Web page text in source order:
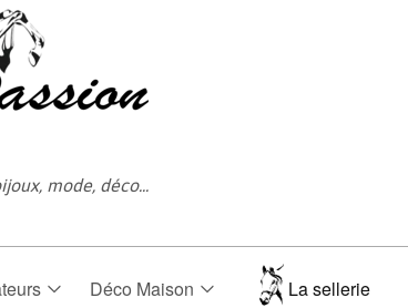
mode, déco...
Déco Maison La sellerie